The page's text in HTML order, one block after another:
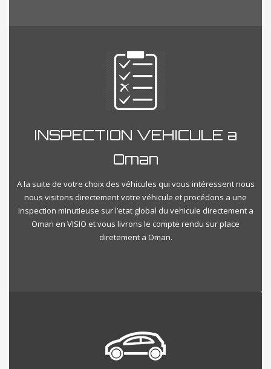
INSPECTION VEHICULE a
Oman
A la suite de votre choix des véhicules qui vous intéressent nous
nous visitons directement votre véhicule et procédons a une
inspection minutieuse sur l’etat global du vehicule directement a
Oman en VISIO et vous livrons le compte rendu sur place
diretement a Oman.